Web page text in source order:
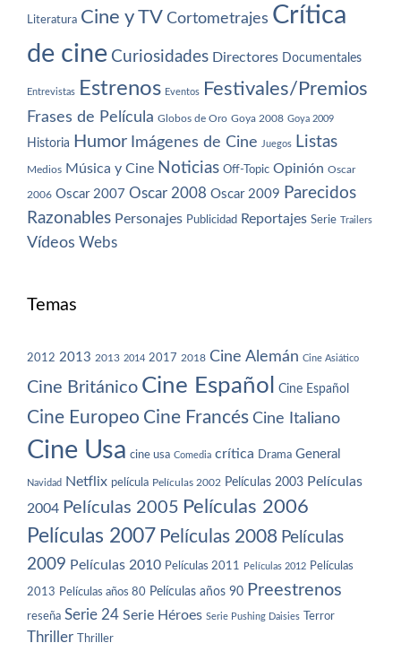
Literatura Cine y TV Cortometrajes Crítica
de cine Curiosidades Directores Documentales
Entrevistas Estrenos Eventos Festivales/Premios
Frases de Película Globos de Oro Goya 2008 Goya 2009
Historia Humor Imágenes de Cine Juegos Listas
Medios Música y Cine Noticias Off-Topic Opinión Oscar
2006 Oscar 2007 Oscar 2008 Oscar 2009 Parecidos
Razonables Personajes Publicidad Reportajes Serie Trailers
Vídeos Webs
Temas
2012 2013 2013 2014 2017 2018 Cine Alemán Cine Asiático
Cine Británico Cine Español Cine Español
Cine Europeo Cine Francés Cine Italiano
Cine Usa cine usa Comedia crítica Drama General
Navidad Netflix película Películas 2002 Películas 2003 Películas
2004 Películas 2005 Películas 2006
Películas 2007 Películas 2008 Películas
2009 Películas 2010 Películas 2011 Películas 2012 Películas
2013 Películas años 80 Películas años 90 Preestrenos
reseña Serie 24 Serie Héroes Serie Pushing Daisies Terror
Thriller Thriller